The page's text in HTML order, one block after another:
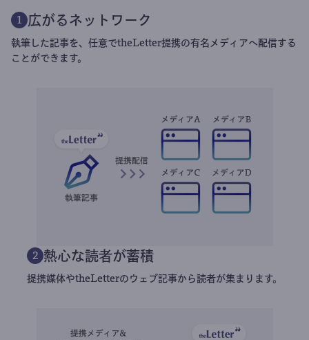
1 広がるネットワーク
執筆した記事を、任意でtheLetter提携の有名メディアへ配信する
ことができます。
2 熱心な読者が蓄積
提携媒体やtheLetterのウェブ記事から読者が集まります。